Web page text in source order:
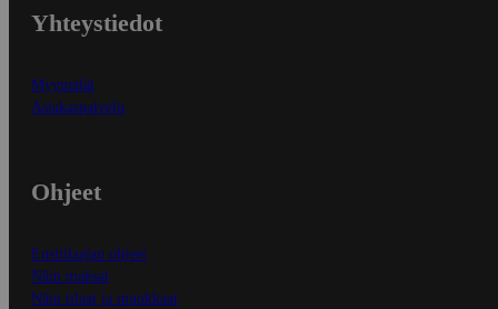
Yhteystiedot
Myymälät
Asiakaspalvelu
Ohjeet
Ensitilaajan ohjeet
Näin maksat
Näin tilaat ja muokkaat